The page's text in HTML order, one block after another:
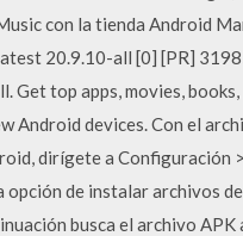
con la tienda Android
20.9.10-all [0] [PR]
Get top apps, movies, books,
Android devices. Con el
dirígete a Configuración
opción de instalar archivos
busca el archivo APK